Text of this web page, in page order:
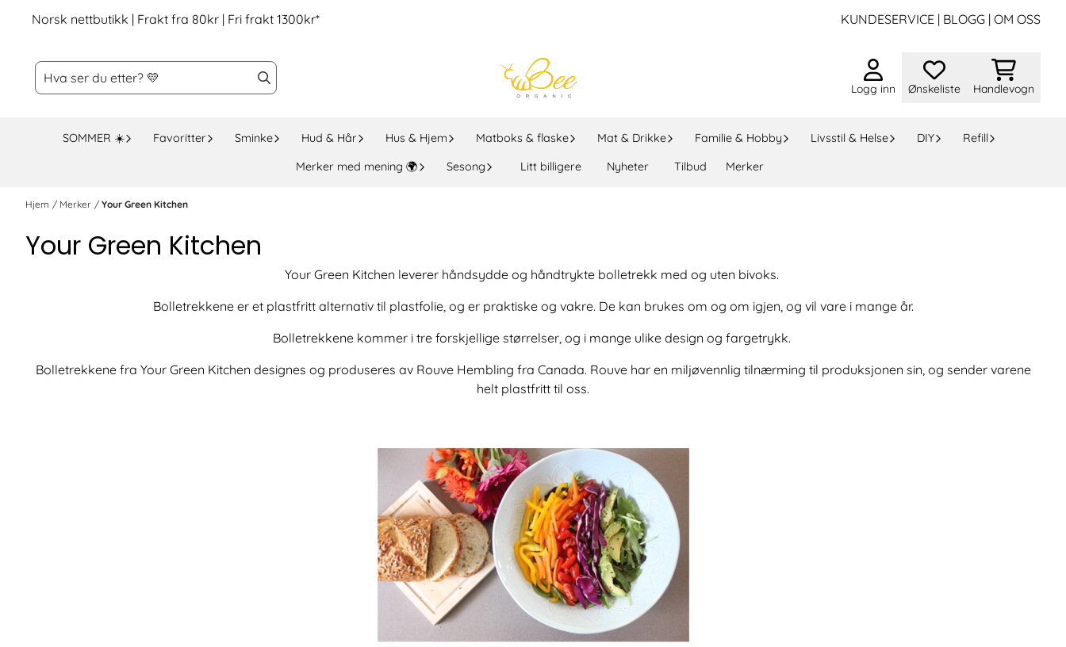
Hopp til innhold
Norsk nettbutikk | Frakt fra 80kr | Fri frakt 1300kr* KUNDESERVICE | BLOGG | OM OSS
Logg inn Ønskeliste Handlevogn
SOMMER ☀️ Favoritter Sminke Hud & Hår Hus & Hjem Matboks & flaske Mat & Drikke Familie & Hobby Livsstil & Helse DIY
Refill
Merker med mening 🌍
Sesong Litt billigere Nyheter Tilbud Merker
Hjem / Merker / Your Green Kitchen
Your Green Kitchen
Your Green Kitchen leverer håndsydde og håndtrykte bolletrekk med og uten bivoks.
Bolletrekkene er et plastfritt alternativ til plastfolie, og er praktiske og vakre. De kan brukes om og om igjen, og vil vare i mange år.
Bolletrekkene kommer i tre forskjellige størrelser, og i mange ulike design og fargetrykk.
Bolletrekkene fra Your Green Kitchen designes og produseres av Rouve Hembling fra Canada. Rouve har en miljøvennlig tilnærming til produksjonen sin, og sender varene
helt plastfritt til oss.